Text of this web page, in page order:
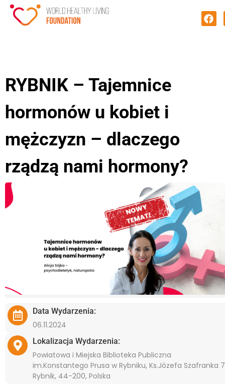
RYBNIK – Tajemnice
hormonów u kobiet i
mężczyzn – dlaczego
rządzą nami hormony?
Data Wydarzenia:
06.11.2024
Lokalizacja Wydarzenia:
Powiatowa i Miejska Biblioteka Publiczna
im.Konstantego Prusa w Rybniku, Ks.Józefa Szafranka
Rybnik, 44-200, Polska